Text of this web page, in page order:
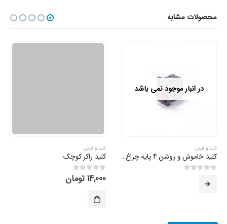
محصولات مشابه
در انبار موجود نمی باشد
کلید و فیش
کلید خاموش و روشن 4 پایه چراغ دار
کلید و فیش
کلید راکر کوچک
از 5
14,000تومان